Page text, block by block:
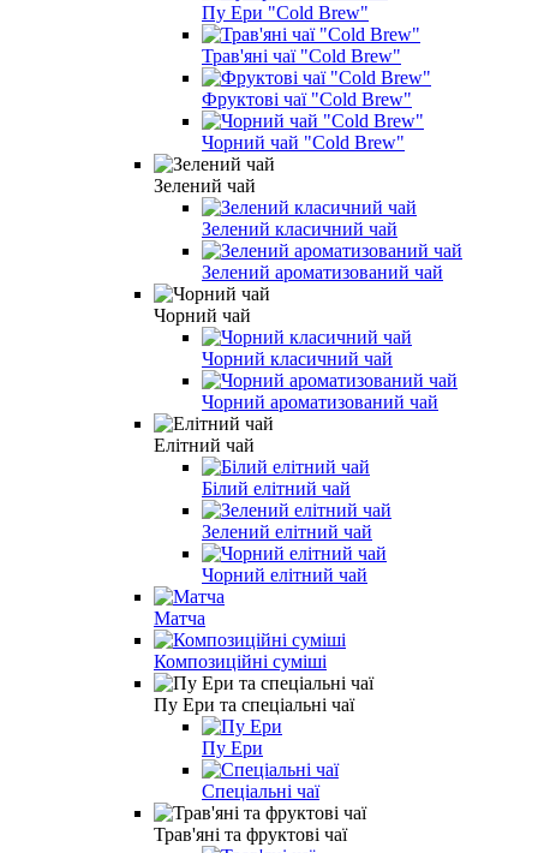
Пу Ери "Cold Brew"
Трав'яні чаї "Cold Brew"
Фруктові чаї "Cold Brew"
Чорний чай "Cold Brew"
Зелений чай
Зелений класичний чай
Зелений ароматизований чай
Чорний чай
Чорний класичний чай
Чорний ароматизований чай
Елітний чай
Білий елітний чай
Зелений елітний чай
Чорний елітний чай
Матча
Композиційні суміші
Пу Ери та спеціальні чаї
Пу Ери
Спеціальні чаї
Трав'яні та фруктові чаї